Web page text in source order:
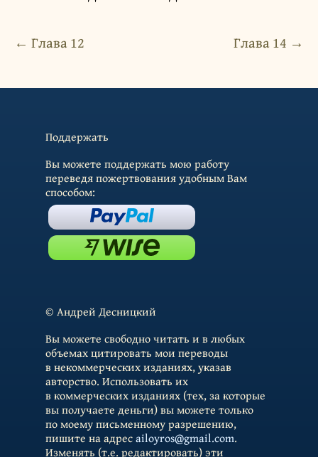
← Глава 12 Глава 14 →
Поддержать
Вы можете поддержать мою работу
переведя пожертвования удобным Вам
способом:
© Андрей Десницкий
Вы можете свободно читать и в любых
объемах цитировать мои переводы
в некоммерческих изданиях, указав
авторство. Использовать их
в коммерческих изданиях (тех, за которые
вы получаете деньги) вы можете только
по моему письменному разрешению,
пишите на адресailoyros@gmail.com.
Изменять (т.е. редактировать) эти